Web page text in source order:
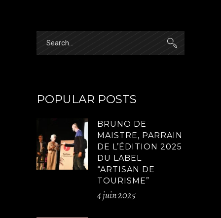
for:
POPULAR POSTS
BRUNO DE
MAISTRE, PARRAIN
DE L’ÉDITION 2025
DU LABEL
“ARTISAN DE
TOURISME”
4 juin 2025